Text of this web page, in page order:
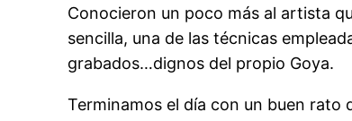
Conocieron un poco más al artista
sencilla, una de las técnicas
grabados…dignos del propio Goya.
Terminamos el día con un buen rato